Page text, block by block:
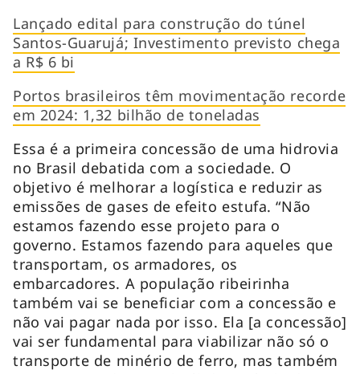
Lançado edital para construção do túnel
Santos-Guarujá; Investimento previsto chega
a R$ 6 bi
Portos brasileiros têm movimentação recorde
em 2024: 1,32 bilhão de toneladas
Essa é a primeira concessão de uma hidrovia
no Brasil debatida com a sociedade. O
objetivo é melhorar a logística e reduzir as
emissões de gases de efeito estufa. “Não
estamos fazendo esse projeto para o
governo. Estamos fazendo para aqueles que
transportam, os armadores, os
embarcadores. A população ribeirinha
também vai se beneficiar com a concessão e
não vai pagar nada por isso. Ela [a concessão]
vai ser fundamental para viabilizar não só o
transporte de minério de ferro, mas também